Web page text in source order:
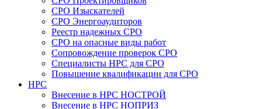
СРО Изыскателей
СРО Энергоаудиторов
Реестр надежных СРО
СРО на опасные виды работ
Сопровождение проверок СРО
Специалисты НРС для СРО
Повышение квалификации для СРО
НРС
Внесение в НРС НОСТРОЙ
Внесение в НРС НОПРИЗ